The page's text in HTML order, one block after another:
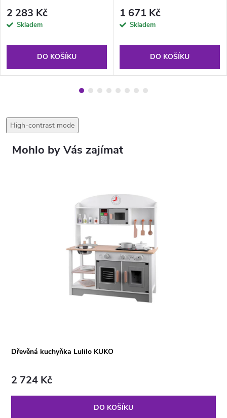
2 283 Kč
Skladem
DO KOŠÍKU
1 671 Kč
Skladem
DO KOŠÍKU
High-contrast mode
Dřevěná kuchyňka Lulilo KUKO
2 724 Kč
DO KOŠÍKU